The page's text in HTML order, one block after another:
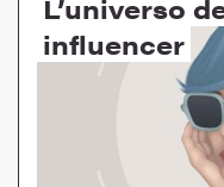
L’universo
influencer